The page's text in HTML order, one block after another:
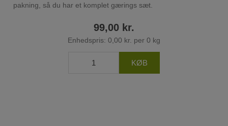
pakning, så du har et komplet gærings sæt.
99,00 kr.
Enhedspris: 0,00 kr. per 0 kg